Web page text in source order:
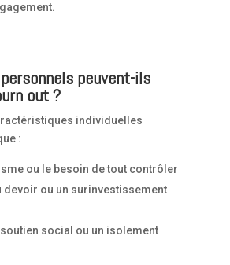
peuvent-ils
out ?
individuelles
:
ou le besoin de tout contrôler
devoir ou un surinvestissement
social ou un isolement